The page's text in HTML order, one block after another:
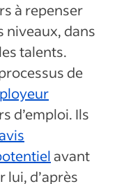
à repenser
niveaux, dans
talents.
de
d’emploi. Ils
avant
lui, d’après